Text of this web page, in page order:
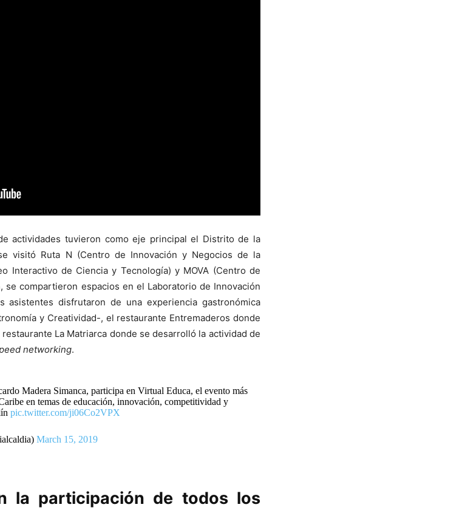
actividades tuvieron como eje principal el Distrito de la
visitó Ruta N (Centro de Innovación y Negocios de la
Interactivo de Ciencia y Tecnología) y MOVA (Centro de
se compartieron espacios en el Laboratorio de Innovación
asistentes disfrutaron de una experiencia gastronómica
y Creatividad-, el restaurante Entremaderos donde
La Matriarca donde se desarrolló la actividad de
networking.
Madera Simanca, participa en Virtual Educa, el evento más
en temas de educación, innovación, competitividad y
pic.twitter.com/ji06Co2VPX
March 15, 2019
la participación de todos los